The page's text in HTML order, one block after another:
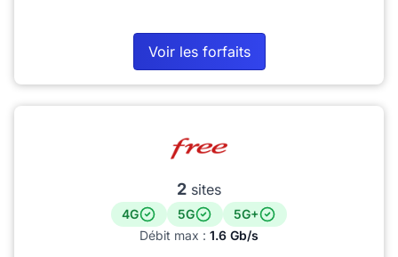
Voir les forfaits
2 sites
4G 5G
5G+
Débit max : 1.6 Gb/s